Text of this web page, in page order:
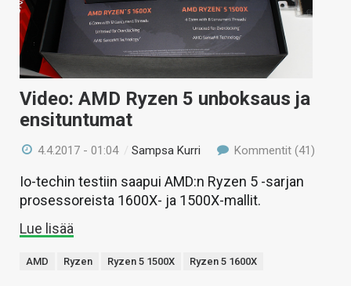
Video: AMD Ryzen 5 unboksaus ja
ensituntumat
4.4.2017 - 01:04 /Sampsa Kurri Kommentit (41)
Io-techin testiin saapui AMD:n Ryzen 5 -sarjan
prosessoreista 1600X- ja 1500X-mallit.
Lue lisää
AMD Ryzen Ryzen 5 1500X Ryzen 5 1600X